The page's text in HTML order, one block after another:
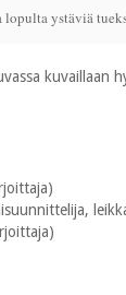
lopulta ystäviä
kuvaillaan